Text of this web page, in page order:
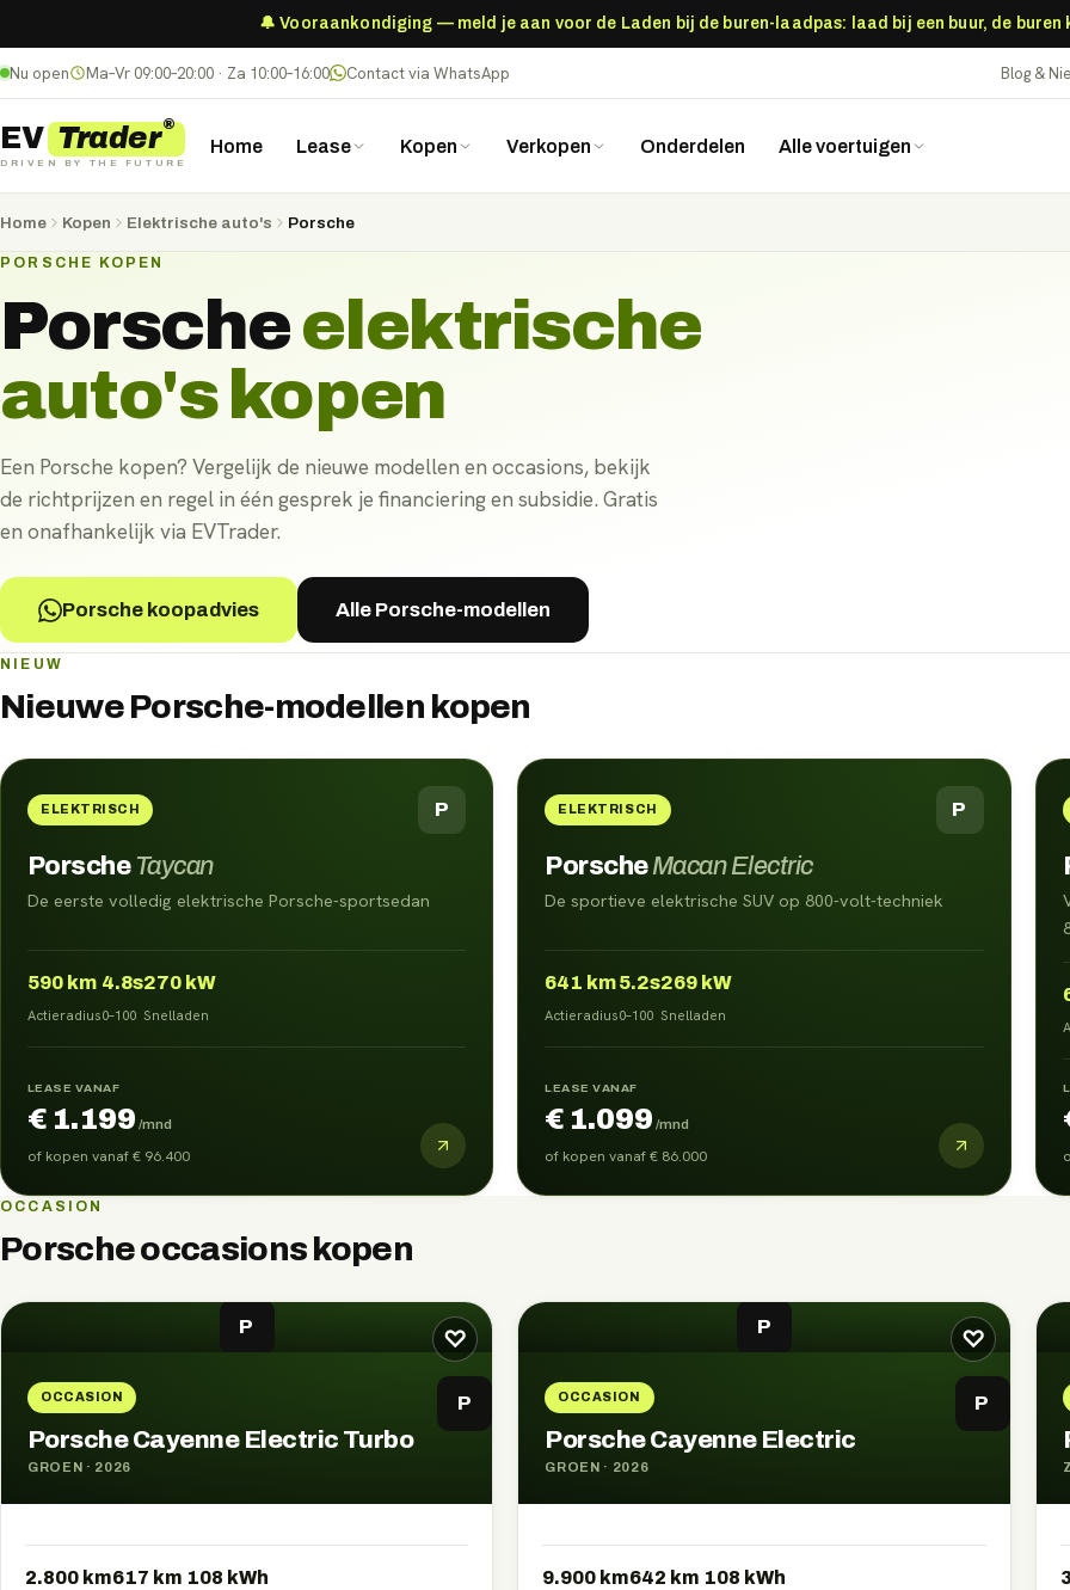
🔔 Vooraankondiging — meld je aan voor de Laden bij de buren-laadpas: laad bij een buur, de
Nu open Ma–Vr 09:00–20:00 · Za 10:00–16:00 Contact via WhatsApp Blog &
EV Trader®
DRIVEN BY THE FUTURE
Home Lease Kopen Verkopen Onderdelen Alle voertuigen
Home Kopen Elektrische auto's Porsche
PORSCHE KOPEN
Porscheelektrische
auto'skopen
Een Porsche kopen? Vergelijk de nieuwe modellen en occasions, bekijk
de richtprijzen en regel in één gesprek je financiering en subsidie. Gratis
en onafhankelijk via EVTrader.
Porsche koopadvies Alle Porsche-modellen
NIEUW
NieuwePorsche-modellen kopen
ELEKTRISCH P
PorscheTaycan
De eerste volledig elektrische Porsche-sportsedan
590 km
Actieradius
4.8s
0–100
270 kW
Snelladen
LEASE VANAF
€ 1.199 /mnd
of kopen vanaf€ 96.400
ELEKTRISCH P
PorscheMacan Electric
De sportieve elektrische SUV op 800-volt-techniek
641 km
Actieradius
5.2s
0–100
269 kW
Snelladen
LEASE VANAF
€ 1.099 /mnd
of kopen vanaf€ 86.000
OCCASION
Porscheoccasions kopen
♡
P
OCCASION P
Porsche Cayenne Electric Turbo
GROEN · 2026
2.800 km617 km 108 kWh
♡
P
OCCASION P
Porsche Cayenne Electric
GROEN · 2026
9.900 km642 km 108 kWh